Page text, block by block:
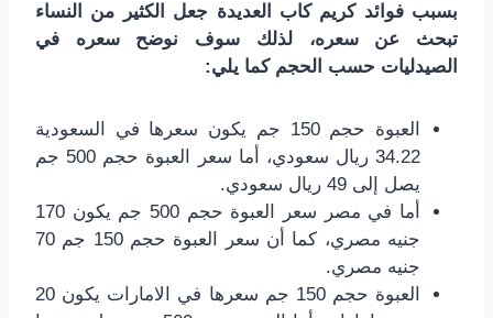
بسبب فوائد كريم كاب العديدة جعل الكثير من النساء
تبحث عن سعره، لذلك سوف نوضح سعره في
الصيدليات حسب الحجم كما يلي:
العبوة حجم 150 جم يكون سعرها في السعودية
34.22 ريال سعودي، أما سعر العبوة حجم 500 جم
يصل إلى 49 ريال سعودي.
أما في مصر سعر العبوة حجم 500 جم يكون 170
جنيه مصري، كما أن سعر العبوة حجم 150 جم 70
جنيه مصري.
العبوة حجم 150 جم سعرها في الامارات يكون 20